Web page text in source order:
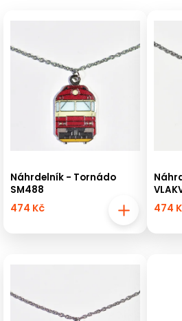
Nejprodávanější
Abecedně
Náhrdelník - Tornádo
SM488
474 Kč 474